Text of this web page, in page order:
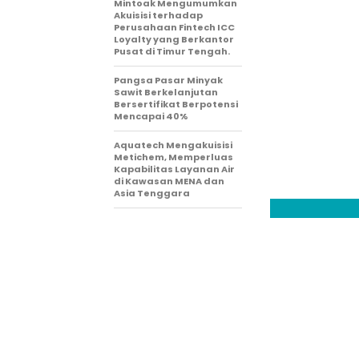
Mintoak Mengumumkan
Akuisisi terhadap
Perusahaan Fintech ICC
Loyalty yang Berkantor
Pusat di Timur Tengah.
Pangsa Pasar Minyak
Sawit Berkelanjutan
Bersertifikat Berpotensi
Mencapai 40%
Aquatech Mengakuisisi
Metichem, Memperluas
Kapabilitas Layanan Air
di Kawasan MENA dan
Asia Tenggara